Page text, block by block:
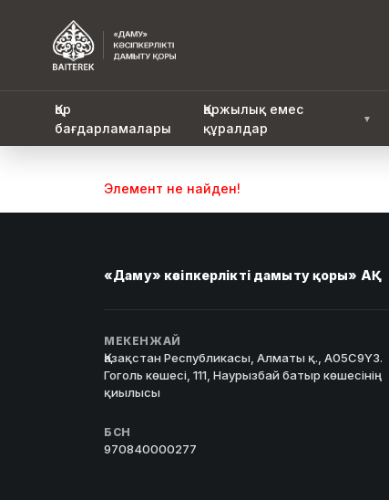
Қор
бағдарламалары
Қаржылық емес
құралдар
▼
Элемент не найден!
«Даму» кәсіпкерлікті дамыту қоры» АҚ
МЕКЕНЖАЙ
Қазақстан Республикасы, Алматы қ., A05C9Y3.
Гоголь көшесі, 111, Наурызбай батыр көшесінің
қиылысы
БСН
970840000277